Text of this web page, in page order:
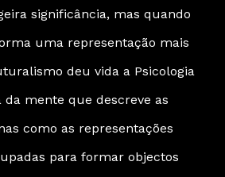
significância, mas quando
uma representação mais
deu vida a Psicologia
da mente que descreve as
como as representações
para formar objectos